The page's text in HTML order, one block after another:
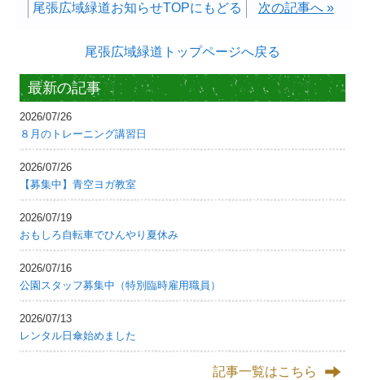
尾張広域緑道お知らせTOPにもどる
次の記事へ »
尾張広域緑道トップページへ戻る
最新の記事
2026/07/26
８月のトレーニング講習日
2026/07/26
【募集中】青空ヨガ教室
2026/07/19
おもしろ自転車でひんやり夏休み
2026/07/16
公園スタッフ募集中（特別臨時雇用職員）
2026/07/13
レンタル日傘始めました
記事一覧はこちら